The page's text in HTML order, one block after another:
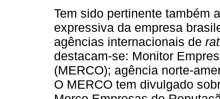
Tem sido pertinente também
expressiva da empresa
agências internacionais de
destacam-se: Monitor
(MERCO); agência norte-
O MERCO tem divulgado